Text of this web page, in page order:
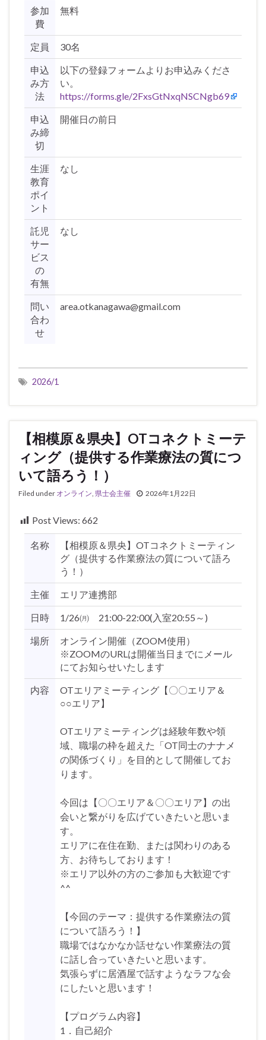
参加
費
無料
定員 30名
申込
み方
法
以下の登録フォームよりお申込みくださ
い。
https://forms.gle/2FxsGtNxqNSCNgb69
申込
み締
切
開催日の前日
生涯
教育
ポイ
ント
なし
託児
サー
ビス
の
有無
なし
問い
合わ
せ
area.otkanagawa@gmail.com
2026/1
【相模原＆県央】OTコネクトミーテ
ィング（提供する作業療法の質につ
いて語ろう！）
Filed under オンライン, 県士会主催 2026年1月22日
Post Views: 662
名称
【相模原＆県央】OTコネクトミーティン
グ（提供する作業療法の質について語ろ
う！）
主催 エリア連携部
日時 1/26㈪ 21:00-22:00(入室20:55～)
場所
オンライン開催（ZOOM使用）
※ZOOMのURLは開催当日までにメール
にてお知らせいたします
内容
OTエリアミーティング【〇〇エリア＆
○○エリア】
OTエリアミーティングは経験年数や領
域、職場の枠を超えた「OT同士のナナメ
の関係づくり」を目的として開催してお
ります。
今回は【〇〇エリア＆〇〇エリア】の出
会いと繋がりを広げていきたいと思いま
す。
エリアに在住在勤、または関わりのある
方、お待ちしております！
※エリア以外の方のご参加も大歓迎です
^^
【今回のテーマ：提供する作業療法の質
について語ろう！】
職場ではなかなか話せない作業療法の質
に話し合っていきたいと思います。
気張らずに居酒屋で話すようなラフな会
にしたいと思います！
【プログラム内容】
1．自己紹介